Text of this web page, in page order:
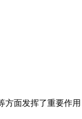
面发挥了重要作